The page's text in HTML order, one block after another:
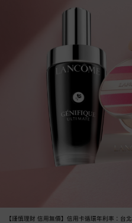
【謹慎理財 信用無價】信用卡循環年利率：台